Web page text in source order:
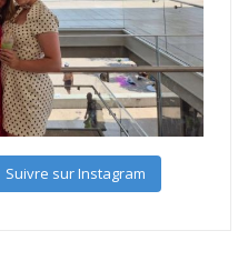
Suivre sur Instagram